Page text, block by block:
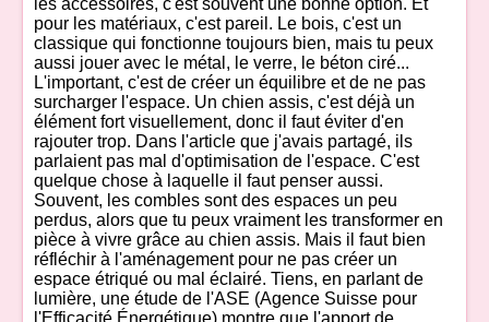
les accessoires, c'est souvent une bonne option. Et
pour les matériaux, c'est pareil. Le bois, c'est un
classique qui fonctionne toujours bien, mais tu peux
aussi jouer avec le métal, le verre, le béton ciré...
L'important, c'est de créer un équilibre et de ne pas
surcharger l'espace. Un chien assis, c'est déjà un
élément fort visuellement, donc il faut éviter d'en
rajouter trop. Dans l'article que j'avais partagé, ils
parlaient pas mal d'optimisation de l'espace. C'est
quelque chose à laquelle il faut penser aussi.
Souvent, les combles sont des espaces un peu
perdus, alors que tu peux vraiment les transformer en
pièce à vivre grâce au chien assis. Mais il faut bien
réfléchir à l'aménagement pour ne pas créer un
espace étriqué ou mal éclairé. Tiens, en parlant de
lumière, une étude de l'ASE (Agence Suisse pour
l'Efficacité Énergétique) montre que l'apport de